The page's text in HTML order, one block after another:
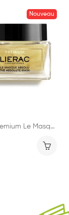
Nouveau
Lierac Premium Le Masque Absolu Anti-Âge 50ml